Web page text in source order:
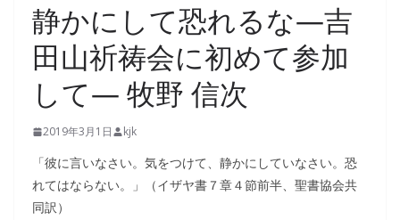
静かにして恐れるな―吉
田山祈祷会に初めて参加
して― 牧野 信次
2019年3月1日 kjk
「彼に言いなさい。気をつけて、静かにしていなさい。恐
れてはならない。」（イザヤ書７章４節前半、聖書協会共
同訳）